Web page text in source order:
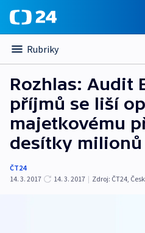
Rubriky
Rozhlas: Audit
příjmů se liší
majetkovému
desítky milionů
ČT24
14. 3. 2017
14. 3. 2017 | Zdroj: ČT24,